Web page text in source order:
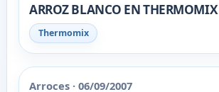
ARROZ BLANCO EN THERMOMIX
Thermomix
Arroces · 06/09/2007